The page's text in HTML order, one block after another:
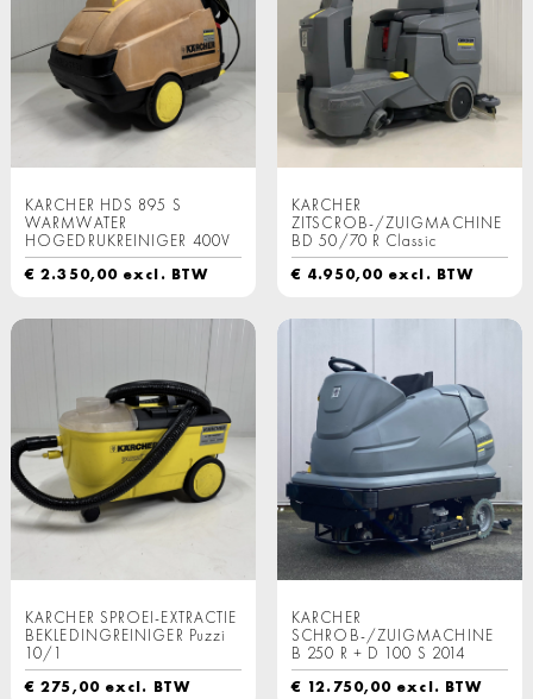
KARCHER HDS 895 S
WARMWATER
HOGEDRUKREINIGER 400V
€ 2.350,00 excl. BTW
KARCHER
ZITSCROB-/ZUIGMACHINE
BD 50/70 R Classic
€ 4.950,00 excl. BTW
KARCHER SPROEI-EXTRACTIE
BEKLEDINGREINIGER Puzzi
10/1
€ 275,00excl. BTW
KARCHER
SCHROB-/ZUIGMACHINE
B 250 R + D 100 S 2014
€ 12.750,00 excl. BTW